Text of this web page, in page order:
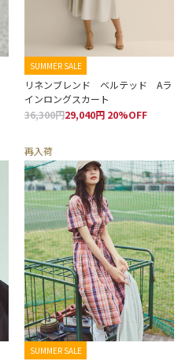
SUMMER SALE
リネンブレンド ベルテッド Aラ
インロングスカート
36,300円29,040円 20%OFF
再入荷
SUMMER SALE